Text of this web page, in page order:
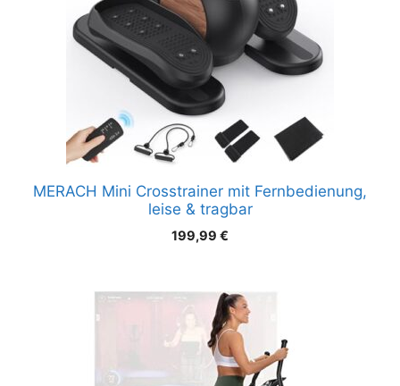
MERACH Mini Crosstrainer mit Fernbedienung,
leise & tragbar
199,99 €